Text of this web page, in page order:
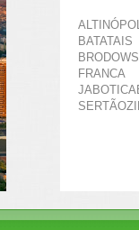
BATATAIS
FRANCA